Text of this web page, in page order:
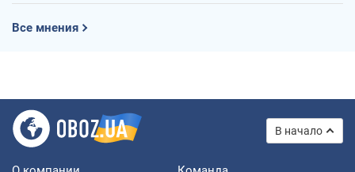
Все мнения
В начало